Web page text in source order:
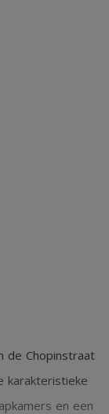
de Chopinstraat
karakteristieke
en een